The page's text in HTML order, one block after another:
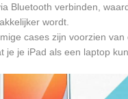
Bluetooth verbinden,
wordt.
cases zijn voorzien van
je je iPad als een laptop